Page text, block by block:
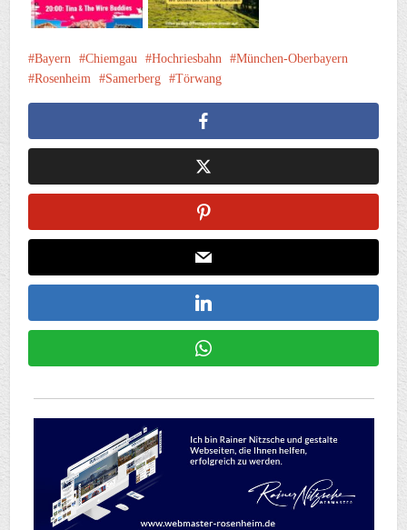
Bayern Chiemgau Hochriesbahn
München-Oberbayern
Rosenheim
Samerberg Törwang